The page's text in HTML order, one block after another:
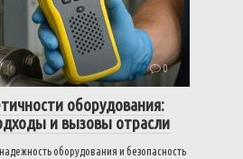
0
оборудования:
и вызовы отрасли
оборудования и безопасность